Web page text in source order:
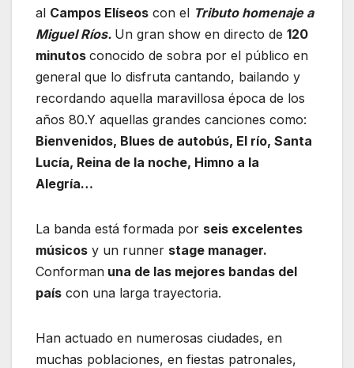
al Campos Elíseos con el Tributo homenaje a
Miguel Ríos. Un gran show en directo de 120
minutos conocido de sobra por el público en
general que lo disfruta cantando, bailando y
recordando aquella maravillosa época de los
años 80.Y aquellas grandes canciones como:
Bienvenidos, Blues de autobús, El río, Santa
Lucía, Reina de la noche, Himno a la
Alegría…
La banda está formada por seis excelentes
músicos y un runner stage manager.
Conforman una de las mejores bandas del
país con una larga trayectoria.
Han actuado en numerosas ciudades, en
muchas poblaciones, en fiestas patronales,